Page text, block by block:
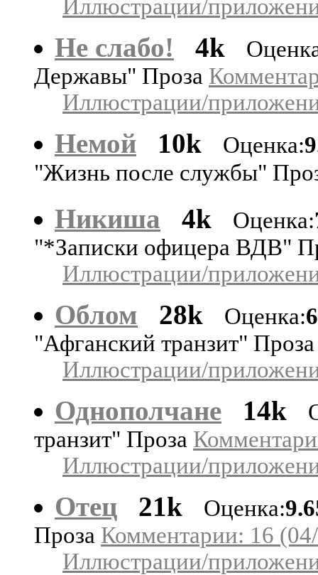
Иллюстрации/
Не слабо! 4k
Державы" Проза
Иллюстрации/
Немой 10k Оценка:
"Жизнь после службы"
Никиша
4k Оценка:
"*Записки офицера ВДВ"
Иллюстрации/
Облом 28k Оценка:
"Афганский транзит"
Иллюстрации/
Однополчане 14k
транзит" Проза
Иллюстрации/
Отец 21k Оценка:
Проза Комментарии: 16
Иллюстрации/